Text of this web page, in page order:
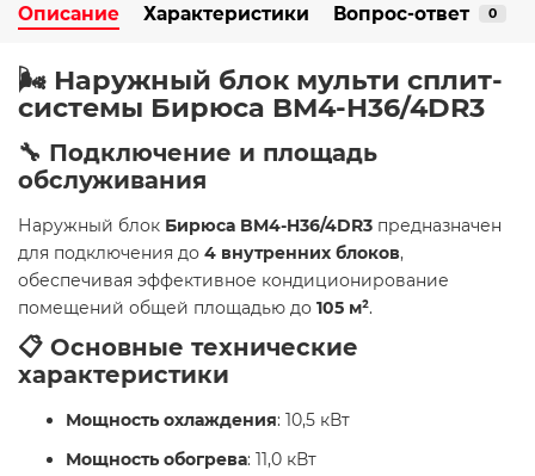
Описание Характеристики Вопрос-ответ 0
🌬️ Наружный блок мульти сплит-
системы Бирюса BM4-H36/4DR3
🔧 Подключение и площадь
обслуживания
Наружный блок Бирюса BM4-H36/4DR3 предназначен
для подключения до 4 внутренних блоков,
обеспечивая эффективное кондиционирование
помещений общей площадью до 105 м².
📋 Основные технические
характеристики
Мощность охлаждения: 10,5 кВт
Мощность обогрева: 11,0 кВт